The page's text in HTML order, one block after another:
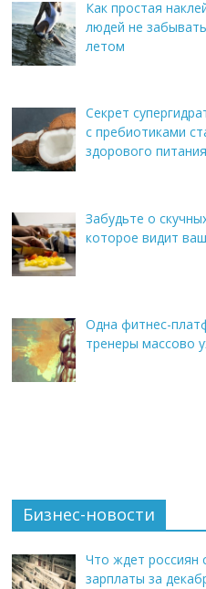
Как простая
людей не
летом
Секрет
с пребиотиками
здорового питания
Забудьте о
которое видит
Одна фитнес-
тренеры массово
Бизнес-новости
Что ждет россиян
зарплаты за